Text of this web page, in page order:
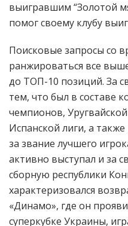
выигравшим “Золотой
помог своему клубу
Поисковые запросы со
ранжироваться все
до ТОП-10 позиций. За
тем, что был в составе
чемпионов,
Испанской лиги, а
за звание лучшего
активно выступал и за
сборную республики
характеризовался
«Динамо», где он
суперкубке Украины,